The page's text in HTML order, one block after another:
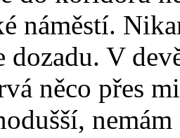
náměstí.
dozadu. V
něco přes